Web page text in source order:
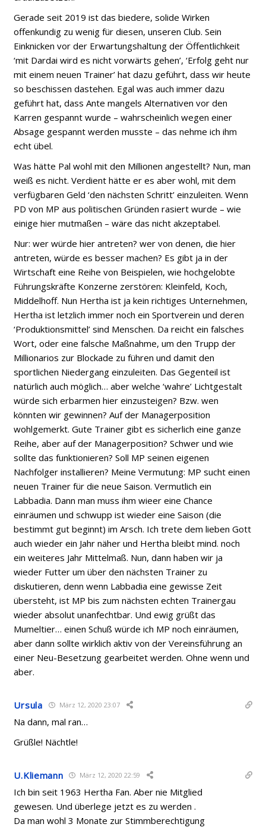
Gerade seit 2019 ist das biedere, solide Wirken
offenkundig zu wenig für diesen, unseren Club. Sein
Einknicken vor der Erwartungshaltung der Öffentlichkeit
‘mit Dardai wird es nicht vorwärts gehen’, ‘Erfolg geht nur
mit einem neuen Trainer’ hat dazu geführt, dass wir heute
so beschissen dastehen. Egal was auch immer dazu
geführt hat, dass Ante mangels Alternativen vor den
Karren gespannt wurde – wahrscheinlich wegen einer
Absage gespannt werden musste – das nehme ich ihm
echt übel.
Was hätte Pal wohl mit den Millionen angestellt? Nun, man
weiß es nicht. Verdient hätte er es aber wohl, mit dem
verfügbaren Geld ‘den nächsten Schritt’ einzuleiten. Wenn
PD von MP aus politischen Gründen rasiert wurde – wie
einige hier mutmaßen – wäre das nicht akzeptabel.
Nur: wer würde hier antreten? wer von denen, die hier
antreten, würde es besser machen? Es gibt ja in der
Wirtschaft eine Reihe von Beispielen, wie hochgelobte
Führungskräfte Konzerne zerstören: Kleinfeld, Koch,
Middelhoff. Nun Hertha ist ja kein richtiges Unternehmen,
Hertha ist letzlich immer noch ein Sportverein und deren
‘Produktionsmittel’ sind Menschen. Da reicht ein falsches
Wort, oder eine falsche Maßnahme, um den Trupp der
Millionarios zur Blockade zu führen und damit den
sportlichen Niedergang einzuleiten. Das Gegenteil ist
natürlich auch möglich… aber welche ‘wahre’ Lichtgestalt
würde sich erbarmen hier einzusteigen? Bzw. wen
könnten wir gewinnen? Auf der Managerposition
wohlgemerkt. Gute Trainer gibt es sicherlich eine ganze
Reihe, aber auf der Managerposition? Schwer und wie
sollte das funktionieren? Soll MP seinen eigenen
Nachfolger installieren? Meine Vermutung: MP sucht einen
neuen Trainer für die neue Saison. Vermutlich ein
Labbadia. Dann man muss ihm wieer eine Chance
einräumen und schwupp ist wieder eine Saison (die
bestimmt gut beginnt) im Arsch. Ich trete dem lieben Gott
auch wieder ein Jahr näher und Hertha bleibt mind. noch
ein weiteres Jahr Mittelmaß. Nun, dann haben wir ja
wieder Futter um über den nächsten Trainer zu
diskutieren, denn wenn Labbadia eine gewisse Zeit
übersteht, ist MP bis zum nächsten echten Trainergau
wieder absolut unanfechtbar. Und ewig grüßt das
Mumeltier… einen Schuß würde ich MP noch einräumen,
aber dann sollte wirklich aktiv von der Vereinsführung an
einer Neu-Besetzung gearbeitet werden. Ohne wenn und
aber.
Ursula März 12, 2020 23:07
Na dann, mal ran…
Grüßle! Nächtle!
U.Kliemann März 12, 2020 22:59
Ich bin seit 1963 Hertha Fan. Aber nie Mitglied
gewesen. Und überlege jetzt es zu werden .
Da man wohl 3 Monate zur Stimmberechtigung